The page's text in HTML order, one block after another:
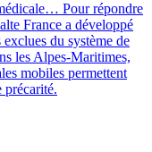
Pour répondre
France a développé
du système de
les Alpes-Maritimes,
mobiles permettent
précarité.